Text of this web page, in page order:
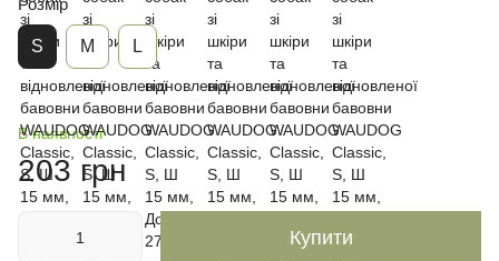
S М L
В наявності
203 грн
Купити